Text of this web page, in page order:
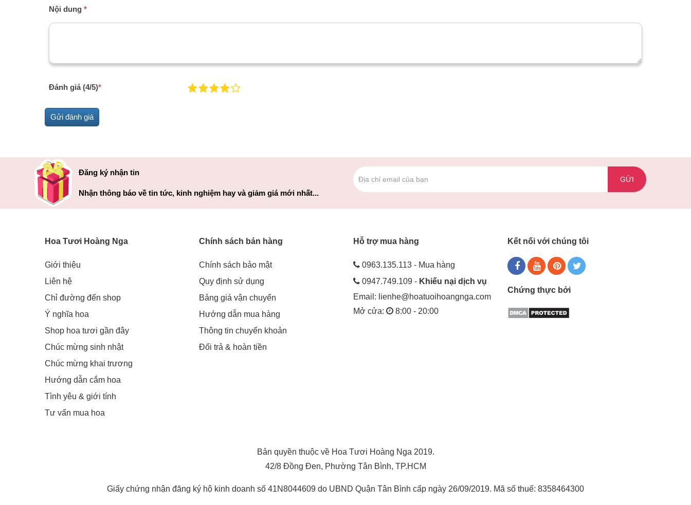
Nội dung *
Đánh giá (4/5)*
Đăng ký nhận tin
Nhận thông báo về tin tức, kinh nghiệm hay và giảm giá mới nhất...
GỬI
Hoa Tươi Hoàng Nga
Giới thiệu
Liên hệ
Chỉ đường đến shop
Ý nghĩa hoa
Shop hoa tươi gần đây
Chúc mừng sinh nhật
Chúc mừng khai trương
Hướng dẫn cắm hoa
Tình yêu & giới tính
Tư vấn mua hoa
Chính sách bán hàng
Chính sách bảo mật
Quy định sử dụng
Bảng giá vận chuyển
Hướng dẫn mua hàng
Thông tin chuyển khoản
Đổi trả & hoàn tiền
Hỗ trợ mua hàng
0963.135.113 - Mua hàng
0947.749.109 - Khiếu nại dịch vụ
Email: lienhe@hoatuoihoangnga.com
Mở cửa:
8:00 - 20:00
Kết nối với chúng tôi
Chứng thực bởi
Bản quyền thuộc về Hoa Tươi Hoàng Nga 2019.
42/8 Đồng Đen, Phường Tân Bình, TP.HCM
Giấy chứng nhận đăng ký hộ kinh doanh số 41N8044609 do UBND Quận Tân Bình cấp ngày 26/09/2019. Mã số thuế: 8358464300